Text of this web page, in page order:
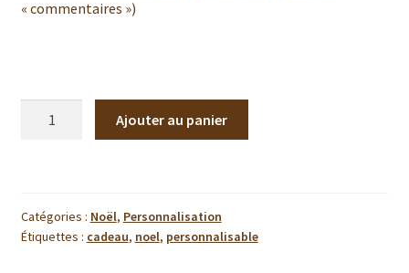
« commentaires »)
à
suspendre
Ajouter au panier
Catégories : Noël, Personnalisation
Étiquettes : cadeau, noel, personnalisable